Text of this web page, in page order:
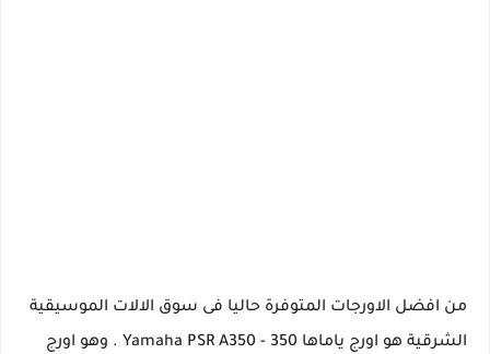
من افضل الاورجات المتوفرة حاليا فى سوق الالات الموسيقية
الشرقية هو اورج ياماها 350 - Yamaha PSR A350 . وهو اورج